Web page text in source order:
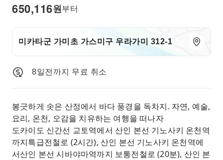
원
650,116 부터
미카타군 가미초 가스미구 우라가미 312-1
8일전까지 무료 취소
봉긋하게 솟은 산정에서 바다 풍경을 독차지. 자연, 예술,
요리, 온천, 오감을 치유하는 여행을 떠나자
도카이도 신간선 교토역에서 산인 본선 기노사키 온천역
까지특급전철로 (2시간), 산인 본선 기노사키 온천역에
서산인 본선 시바야마역까지 보통전철로 (20분), 산인 본